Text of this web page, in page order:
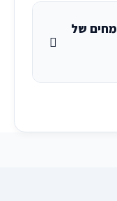
של